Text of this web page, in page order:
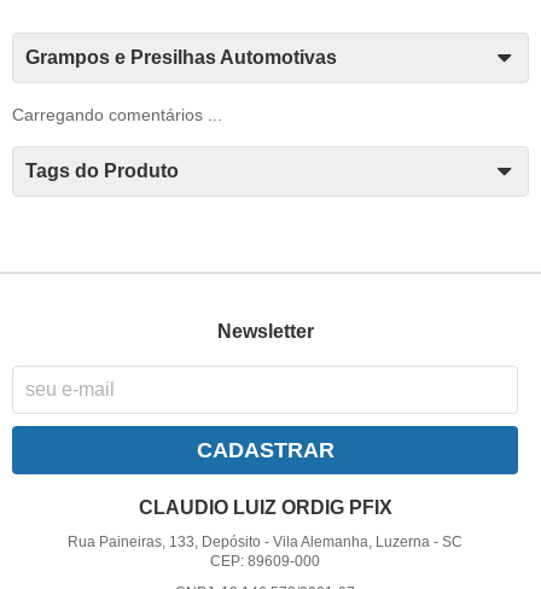
Grampos e Presilhas Automotivas
Carregando comentários ...
Tags do Produto
Newsletter
CADASTRAR
CLAUDIO LUIZ ORDIG PFIX
Rua Paineiras, 133, Depósito -Vila Alemanha, Luzerna -SC
CEP: 89609-000